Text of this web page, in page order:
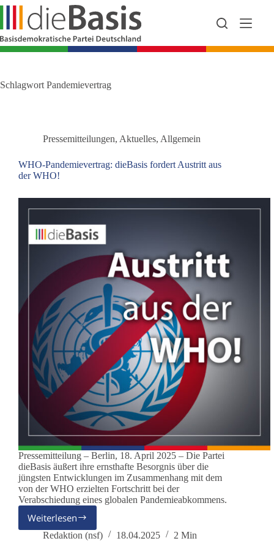
Zum
springen
Schlagwort Pandemievertrag
Pressemitteilungen, Aktuelles, Allgemein
WHO-Pandemievertrag: dieBasis fordert Austritt aus
der WHO!
Pressemitteilung – Berlin, 18. April 2025 – Die Partei
dieBasis äußert ihre ernsthafte Besorgnis über die
jüngsten Entwicklungen im Zusammenhang mit dem
von der WHO erzielten Fortschritt bei der
Verabschiedung eines globalen Pandemieabkommens.
Weiterlesen
WHO-
Pandemievertrag:
Redaktion (nsf) 18.04.2025 2 Min